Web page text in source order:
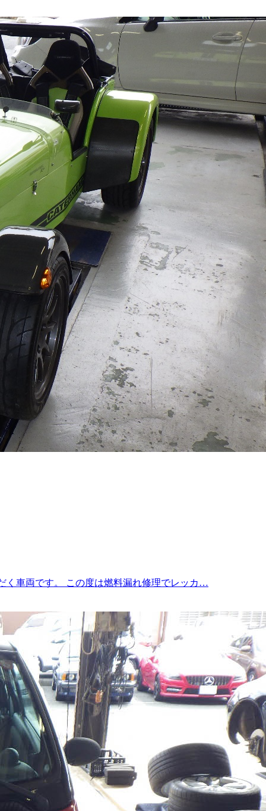
車両です。 この度は燃料漏れ修理でレッカ…